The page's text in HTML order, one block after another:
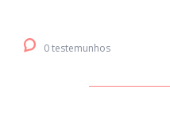
0 testemunhos